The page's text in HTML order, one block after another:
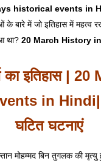
historical events in
बारे में जो इतिहास में महत्व
था? 20 March History
का इतिहास| 20
in Hindi|
घटित घटनाएं
मोहम्मद बिन तुगलक की मृत्यु